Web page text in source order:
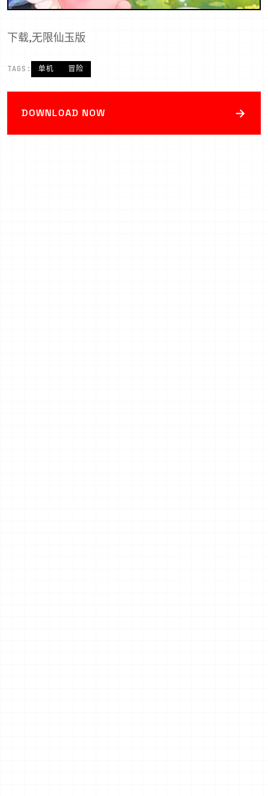
下载,无限仙玉版
TAGS: 单机 冒险
DOWNLOAD NOW →